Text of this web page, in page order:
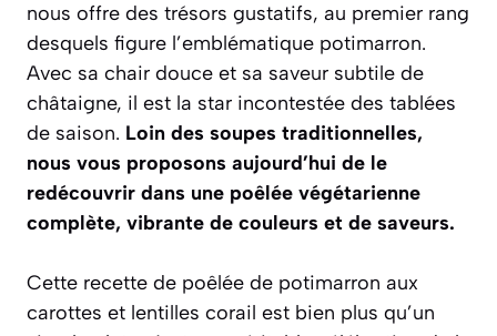
nous offre des trésors gustatifs, au premier rang
desquels figure l’emblématique potimarron.
Avec sa chair douce et sa saveur subtile de
châtaigne, il est la star incontestée des tablées
de saison. Loin des soupes traditionnelles,
nous vous proposons aujourd’hui de le
redécouvrir dans une poêlée végétarienne
complète, vibrante de couleurs et de saveurs.
Cette recette de poêlée de potimarron aux
carottes et lentilles corail est bien plus qu’un